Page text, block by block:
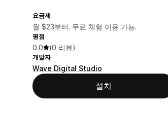
요금제
월 $23부터. 무료 체험 이용 가능.
평점
0.0 (0 리뷰)
개발자
Wave Digital Studio
설치